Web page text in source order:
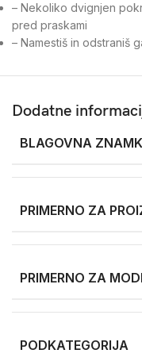
– Nekoliko dvignjen
pred praskami
– Namestiš in odstraniš
Dodatne
BLAGOVNA
PRIMERNO ZA
PRIMERNO ZA
PODKATEGORIJA